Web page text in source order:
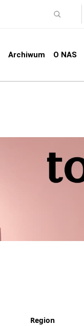
Archiwum O NAS
Region